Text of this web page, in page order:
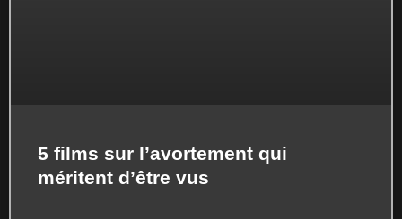
5 films sur l’avortement qui
méritent d’être vus